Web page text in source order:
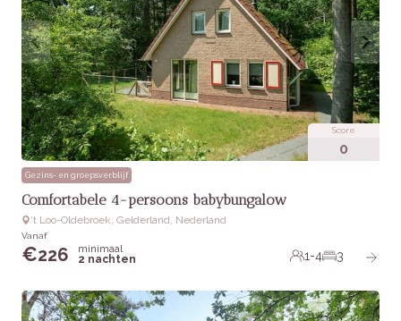
Score
0
Gezins- en groepsverblijf
Comfortabele 4-persoons babybungalow
‘t Loo-Oldebroek, Gelderland, Nederland
Vanaf
€226
minimaal
2 nachten
1-4 3